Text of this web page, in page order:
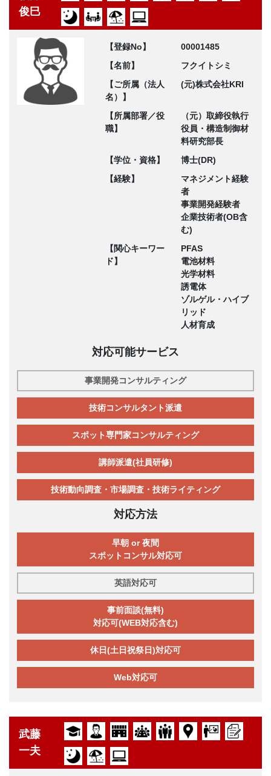
俊巳
【登録No】
00001485
【名前】
フクイトシミ
【ご所属（法人
名）】
(元)株式会社KRI
【所属部署／役
職】
（元）取締役執行
役員・構造制御材
料研究部長
【学位・資格】
博士(DR)
【経験】
マネジメント経験
者
事業開発経験者
企業技術者(OB含
む)
【関心キーワー
ド】
PFAS
電池材料
光学材料
誘電体
ゾルゲル・ハイブ
リッド
人材育成
対応可能サービス
事業開発コンサルティング
技術コンサルタント派遣
スポット専門家コンサルティング
講師派遣(社員研修)
技術動向調査・市場調査・技術ライティング
対応方法
早朝 or 夜間
スポットコンサル対応可
英語対応可
事前面談(無料)
対応可(WEB対応含む)
休日(土日祝祭日)対応可
Web対応可
武藤
一夫